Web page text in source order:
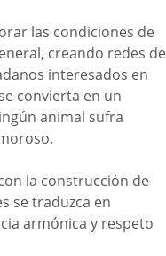
las condiciones de
creando redes de
interesados en
convierta en un
animal sufra
la construcción de
se traduzca en
armónica y respeto